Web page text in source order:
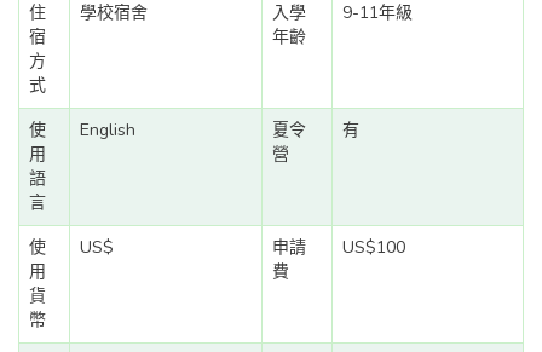
住
宿
方
式
學校宿舍
入學
年齡
9-11年級
使
用
語
言
English
夏令
營
有
使
用
貨
幣
US$
申請
費
US$100